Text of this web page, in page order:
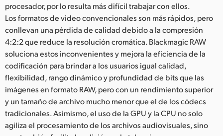
procesador, por lo resulta más difícil trabajar con ellos.
Los formatos de video convencionales son más rápidos, pero
conllevan una pérdida de calidad debido a la compresión
4:2:2 que reduce la resolución cromática. Blackmagic RAW
soluciona estos inconvenientes y mejora la eficiencia de la
codificación para brindar a los usuarios igual calidad,
flexibilidad, rango dinámico y profundidad de bits que las
imágenes en formato RAW, pero con un rendimiento superior
y un tamaño de archivo mucho menor que el de los códecs
tradicionales. Asimismo, el uso de la GPU y la CPU no solo
agiliza el procesamiento de los archivos audiovisuales, sino